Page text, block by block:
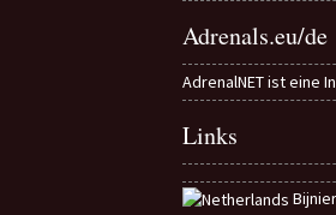
Adrenals.eu/de
AdrenalNET ist eine
Links